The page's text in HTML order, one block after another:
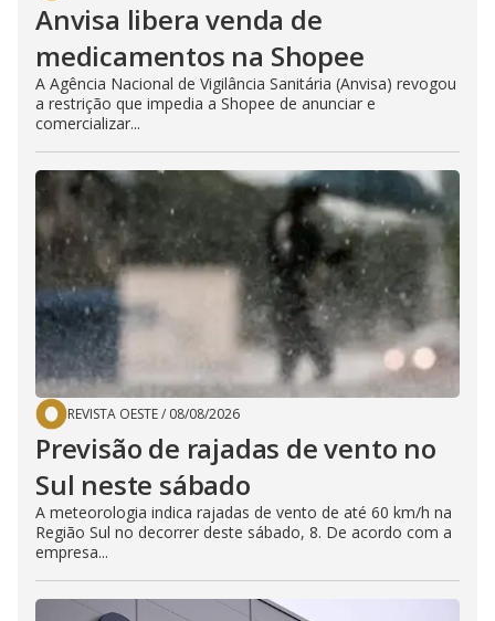
Anvisa libera venda de
medicamentos na Shopee
A Agência Nacional de Vigilância Sanitária (Anvisa) revogou
a restrição que impedia a Shopee de anunciar e
comercializar...
REVISTA OESTE/ 08/08/2026
Previsão de rajadas de vento no
Sul neste sábado
A meteorologia indica rajadas de vento de até 60 km/h na
Região Sul no decorrer deste sábado, 8. De acordo com a
empresa...